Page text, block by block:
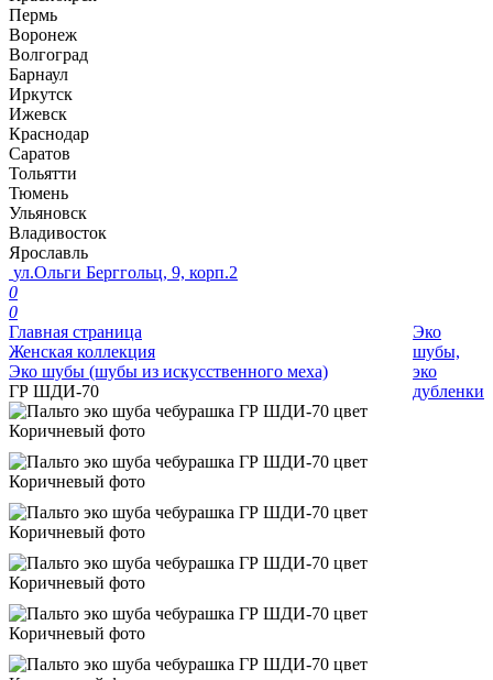
Пермь
Воронеж
Волгоград
Барнаул
Иркутск
Ижевск
Краснодар
Саратов
Тольятти
Тюмень
Ульяновск
Владивосток
Ярославль
ул.Ольги Берггольц, 9, корп.2
0
0
Главная страница
Женская коллекция
Эко шубы (шубы из искусственного меха)
ГР ШДИ-70
Эко
шубы,
эко
дубленки